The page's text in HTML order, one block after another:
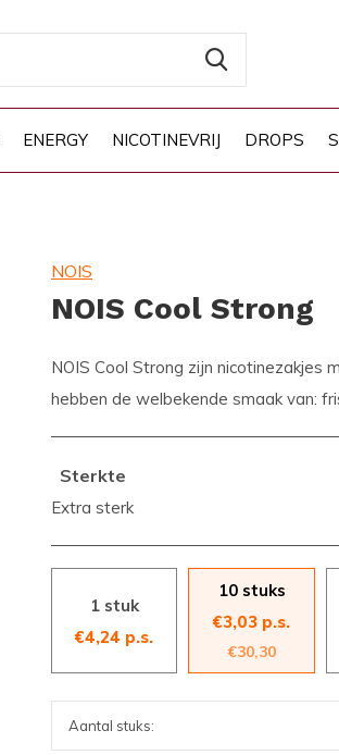
ENERGY NICOTINEVRIJ DROPS
NOIS
NOIS Cool Strong
NOIS Cool Strong zijn nicotinezakjes
hebben de welbekende smaak van:
Sterkte
Extra sterk
1 stuk
€4,24 p.s.
10 stuks
€3,03 p.s.
€30,30